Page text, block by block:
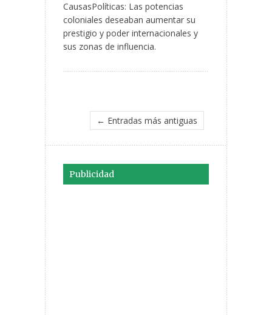
CausasPolíticas: Las potencias
coloniales deseaban aumentar su
prestigio y poder internacionales y
sus zonas de influencia.
← Entradas más antiguas
Publicidad